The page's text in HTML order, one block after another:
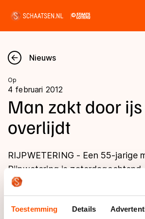
Toestemming Details
Nieuws
Kalender
Disciplines
Langebaan
Shorttrack
Uitslagen
Langebaan
Shorttrack
Tijden & historie
Ranglijsten Langebaan
Nieuws
Op
4 februari 2012
Man zakt door
overlijdt
RIJPWETERING - Een 55-jarige
Rijpwetering is zaterdagochtend
nadat hij door het ijs was
politie gemeld.